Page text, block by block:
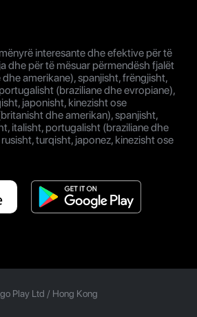
interesante dhe efektive për të
dhe për të mësuar përmendësh fjalët
amerikane), spanjisht, frëngjisht,
(braziliane dhe evropiane),
japonisht, kinezisht ose
dhe amerikan), spanjisht,
italisht, portugalisht (braziliane dhe
turqisht, japonez, kinezisht ose
Play Ltd / Hong Kong